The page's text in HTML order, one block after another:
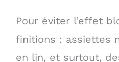
Pour éviter l’effet
finitions : assiettes
en lin, et surtout,